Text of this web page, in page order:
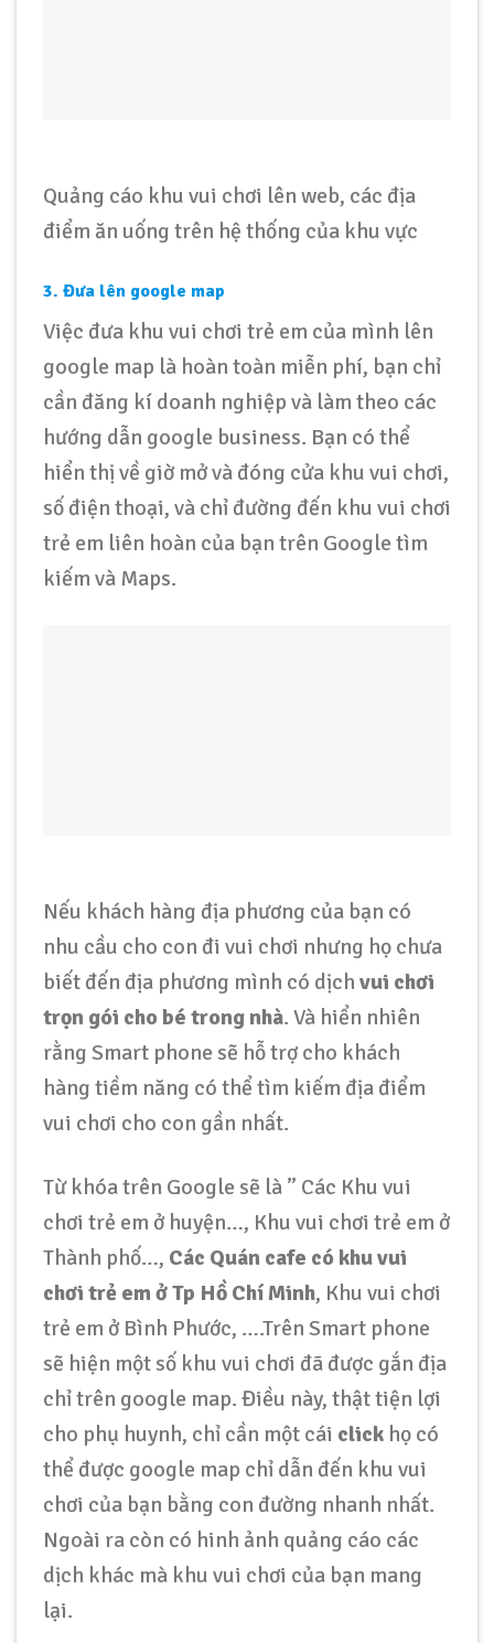
Quảng cáo khu vui chơi lên web, các địa
điểm ăn uống trên hệ thống của khu vực
3. Đưa lên google map
Việc đưa khu vui chơi trẻ em của mình lên
google map là hoàn toàn miễn phí, bạn chỉ
cần đăng kí doanh nghiệp và làm theo các
hướng dẫn google business. Bạn có thể
hiển thị về giờ mở và đóng cửa khu vui chơi,
số điện thoại, và chỉ đường đến khu vui chơi
trẻ em liên hoàn của bạn trên Google tìm
kiếm và Maps.
Nếu khách hàng địa phương của bạn có
nhu cầu cho con đi vui chơi nhưng họ chưa
biết đến địa phương mình có dịch vui chơi
trọn gói cho bé trong nhà. Và hiển nhiên
rằng Smart phone sẽ hỗ trợ cho khách
hàng tiềm năng có thể tìm kiếm địa điểm
vui chơi cho con gần nhất.
Từ khóa trên Google sẽ là ” Các Khu vui
chơi trẻ em ở huyện…, Khu vui chơi trẻ em ở
Thành phố…, Các Quán cafe có khu vui
chơi trẻ em ở Tp Hồ Chí Minh, Khu vui chơi
trẻ em ở Bình Phước, ….Trên Smart phone
sẽ hiện một số khu vui chơi đã được gắn địa
chỉ trên google map. Điều này, thật tiện lợi
cho phụ huynh, chỉ cần một cái click họ có
thể được google map chỉ dẫn đến khu vui
chơi của bạn bằng con đường nhanh nhất.
Ngoài ra còn có hinh ảnh quảng cáo các
dịch khác mà khu vui chơi của bạn mang
lại.